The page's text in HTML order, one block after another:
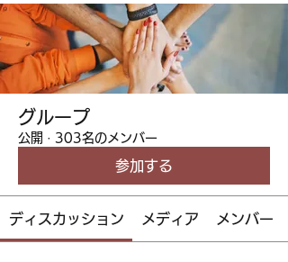
グループ
公開 · 303名のメンバー
参加する
ディスカッション メディア メンバー